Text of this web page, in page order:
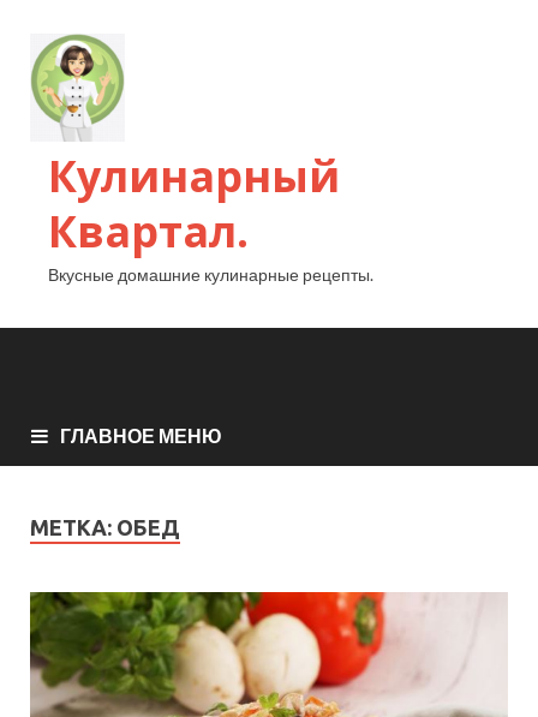
Кулинарный
Квартал.
Вкусные домашние кулинарные рецепты.
ГЛАВНОЕ МЕНЮ
МЕТКА: ОБЕД